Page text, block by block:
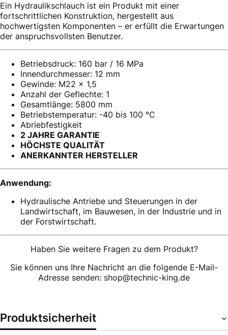
Ein Hydraulikschlauch ist ein Produkt mit einer
fortschrittlichen Konstruktion, hergestellt aus
hochwertigsten Komponenten – er erfüllt die Erwartungen
der anspruchsvollsten Benutzer.
Betriebsdruck: 160 bar / 16 MPa
Innendurchmesser: 12 mm
Gewinde: M22 x 1,5
Anzahl der Geflechte: 1
Gesamtlänge: 5800 mm
Betriebstemperatur: -40 bis 100 °C
Abriebfestigkeit
2 JAHRE GARANTIE
HÖCHSTE QUALITÄT
ANERKANNTER HERSTELLER
Anwendung:
Hydraulische Antriebe und Steuerungen in der
Landwirtschaft, im Bauwesen, in der Industrie und in
der Forstwirtschaft.
Haben Sie weitere Fragen zu dem Produkt?
Sie können uns Ihre Nachricht an die folgende E-Mail-
Adresse senden: shop@technic-king.de
Produktsicherheit